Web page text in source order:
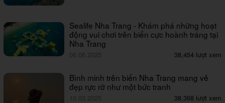
Sealife Nha Trang - Khám phá những hoạt
động vui chơi trên biển cực hoành tráng tại
Nha Trang
06.06.2025 38,454 lượt xem
Bình minh trên biển Nha Trang mang vẻ
đẹp rực rỡ như một bức tranh
10.03.2025 38,368 lượt xem